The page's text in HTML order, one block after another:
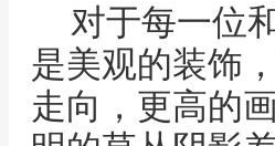
对于每一位
是美观的装饰
走向，更高的